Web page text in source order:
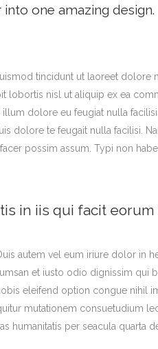
one amazing design.
tincidunt ut laoreet dolore
lobortis nisl ut aliquip ex ea
dolore eu feugiat nulla
dolore te feugait nulla facilisi.
possim assum. Typi non
in iis qui facit
autem vel eum iriure dolor in
et iusto odio dignissim qui
eleifend option congue nihil
mutationem consuetudium
humanitatis per seacula quarta